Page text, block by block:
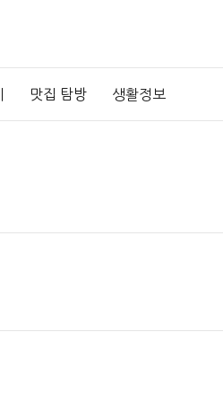
맛집 탐방 생활정보